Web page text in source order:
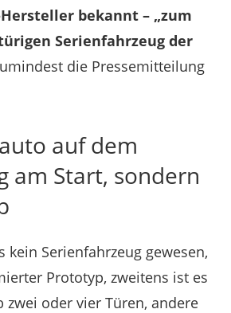
bekannt – „zum
Serienfahrzeug der
die Pressemitteilung
auf dem
am Start, sondern
kein Serienfahrzeug gewesen,
Prototyp, zweitens ist es
zwei oder vier Türen, andere